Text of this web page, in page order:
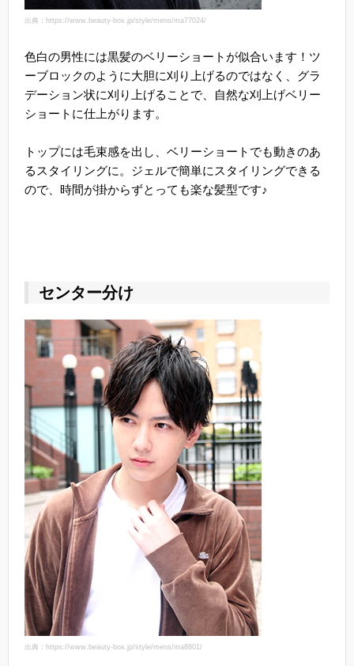
出典：https://www.beauty-box.jp/style/mens/ma77024/
色白の男性には黒髪のベリーショートが似合います！ツ
ーブロックのように大胆に刈り上げるのではなく、グラ
デーション状に刈り上げることで、自然な刈上げベリー
ショートに仕上がります。
トップには毛束感を出し、ベリーショートでも動きのあ
るスタイリングに。ジェルで簡単にスタイリングできる
ので、時間が掛からずとっても楽な髪型です♪
センター分け
出典：https://www.beauty-box.jp/style/mens/ma8801/